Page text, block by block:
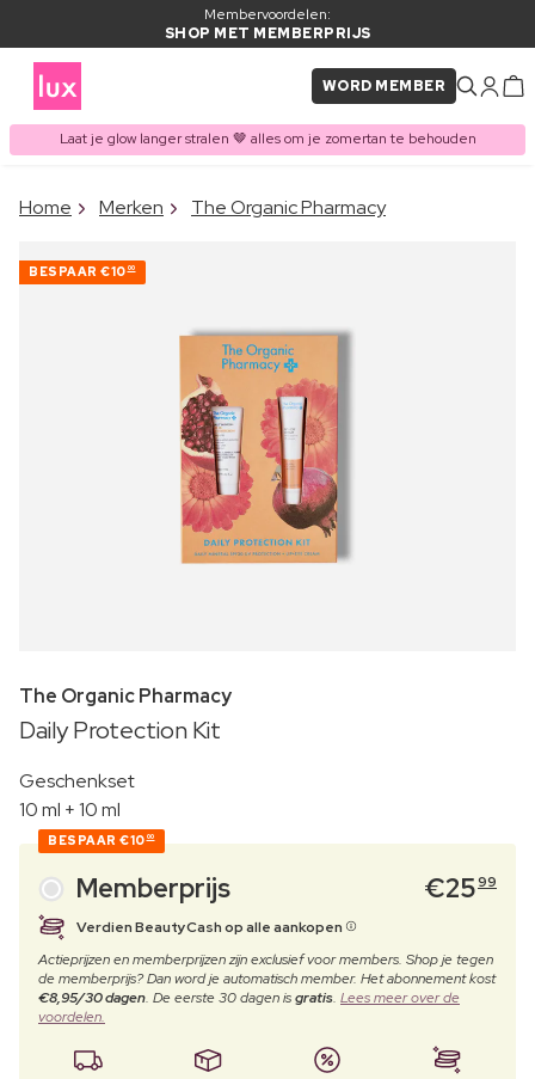
Membervoordelen:
SHOP MET MEMBERPRIJS
WORD MEMBER
Laat je glow langer stralen 🤎 alles om je zomertan te behouden
ITEM TOEGEVOEGD AAN
Vaak samen gekocht met
Home Merken The Organic Pharmacy
BESPAAR €10 00
The Organic Pharmacy
Daily Protection Kit
Geschenkset
10 ml + 10 ml
BESPAAR €10 00
Memberprijs €2599
Verdien BeautyCash op alle aankopen
Actieprijzen en memberprijzen zijn exclusief voor members. Shop je tegen
de memberprijs? Dan word je automatisch member. Het abonnement kost
€8,95/30 dagen. De eerste 30 dagen isgratis. Lees meer over de
voordelen.